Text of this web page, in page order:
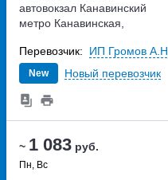
~ 1 083 руб.
Пн, Вс
автовокзал Канавинский
метро Канавинская,
New Новый перевозчик
Перевозчик: ИП Громов А.Н.